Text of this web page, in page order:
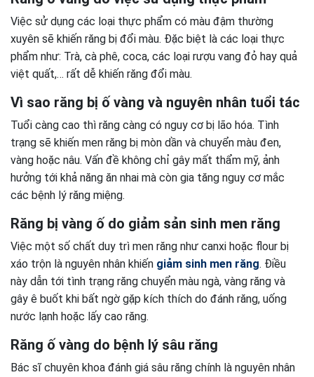
Việc sử dụng các loại thực phẩm có màu đậm thường
xuyên sẽ khiến răng bị đổi màu. Đặc biệt là các loại thực
phẩm như: Trà, cà phê, coca, các loại rượu vang đỏ hay quả
việt quất,… rất dễ khiến răng đổi màu.
Vì sao răng bị ố vàng và nguyên nhân tuổi tác
Tuổi càng cao thì răng càng có nguy cơ bị lão hóa. Tình
trạng sẽ khiến men răng bị mòn dần và chuyển màu đen,
vàng hoặc nâu. Vấn đề không chỉ gây mất thẩm mỹ, ảnh
hưởng tới khả năng ăn nhai mà còn gia tăng nguy cơ mắc
các bệnh lý răng miệng.
Răng bị vàng ố do giảm sản sinh men răng
Việc một số chất duy trì men răng như canxi hoặc flour bị
xáo trộn là nguyên nhân khiến giảm sinh men răng. Điều
này dẫn tới tình trạng răng chuyển màu ngà, vàng răng và
gây ê buốt khi bất ngờ gặp kích thích do đánh răng, uống
nước lạnh hoặc lấy cao răng.
Răng ố vàng do bệnh lý sâu răng
Bác sĩ chuyên khoa đánh giá sâu răng chính là nguyên nhân